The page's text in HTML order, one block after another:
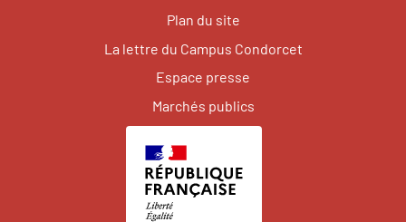
Plan du site
La lettre du Campus Condorcet
Espace presse
Marchés publics